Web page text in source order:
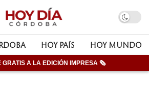
HOY PAÍS HOY MUNDO
GRATIS A LA EDICIÓN IMPRESA 🗞